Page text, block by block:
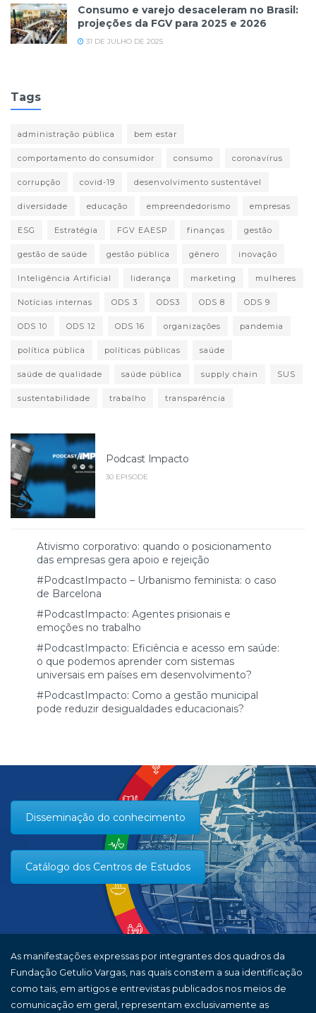
Consumo e varejo desaceleram no Brasil:
projeções da FGV para 2025 e 2026
31 DE JULHO DE 2025
Tags
administração pública bem estar
comportamento do consumidor consumo coronavírus
corrupção covid-19 desenvolvimento sustentável
diversidade educação empreendedorismo empresas
ESG Estratégia FGV EAESP finanças gestão
gestão de saúde gestão pública gênero inovação
Inteligência Artificial liderança marketing mulheres
Notícias internas ODS 3 ODS3 ODS 8 ODS 9
ODS 10 ODS 12 ODS 16 organizações pandemia
política pública políticas públicas saúde
saúde de qualidade saúde pública supply chain SUS
sustentabilidade trabalho transparência
Podcast Impacto
30 EPISODE
Ativismo corporativo: quando o posicionamento
das empresas gera apoio e rejeição
#PodcastImpacto – Urbanismo feminista: o caso
de Barcelona
#PodcastImpacto: Agentes prisionais e
emoções no trabalho
#PodcastImpacto: Eficiência e acesso em saúde:
o que podemos aprender com sistemas
universais em países em desenvolvimento?
#PodcastImpacto: Como a gestão municipal
pode reduzir desigualdades educacionais?
Disseminação do conhecimento
Catálogo dos Centros de Estudos
As manifestações expressas por integrantes dos quadros da
Fundação Getulio Vargas, nas quais constem a sua identificação
como tais, em artigos e entrevistas publicados nos meios de
comunicação em geral, representam exclusivamente as